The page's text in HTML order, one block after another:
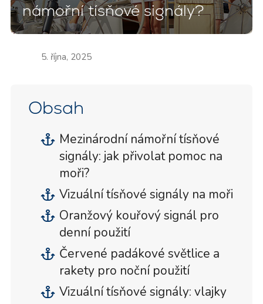
námořní tísňové signály?
5. října, 2025
Obsah
Mezinárodní námořní tísňové
signály: jak přivolat pomoc na
moři?
Vizuální tísňové signály na moři
Oranžový kouřový signál pro
denní použití
Červené padákové světlice a
rakety pro noční použití
Vizuální tísňové signály: vlajky